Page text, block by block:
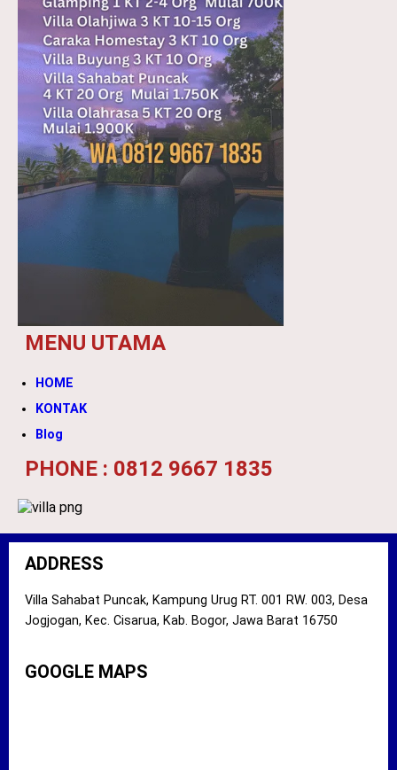
MENU UTAMA
HOME
KONTAK
Blog
PHONE : 0812 9667 1835
ADDRESS
Villa Sahabat Puncak, Kampung Urug RT. 001 RW. 003, Desa
Jogjogan, Kec. Cisarua, Kab. Bogor, Jawa Barat 16750
GOOGLE MAPS